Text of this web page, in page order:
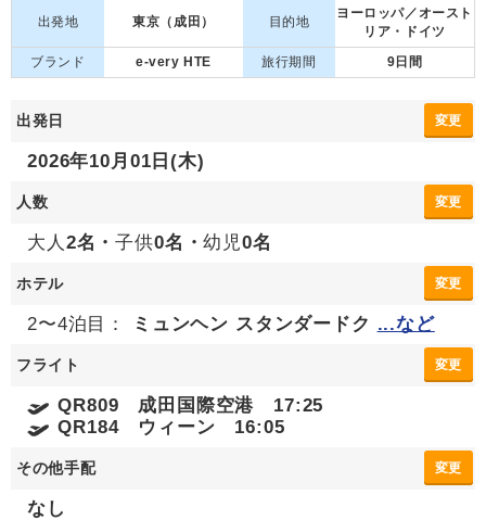
出発地 東京（成田） 目的地
ヨーロッパ／オースト
リア・ドイツ
ブランド
e-very HTE 旅行期間 9日間
出発日 変更
2026年10月01日(木)
人数 変更
大人 2名・子供0名・幼児0名
ホテル 変更
2〜4泊目： ミュンヘン スタンダードク ...など
フライト 変更
QR809 成田国際空港 17:25
QR184 ウィーン 16:05
その他手配 変更
なし